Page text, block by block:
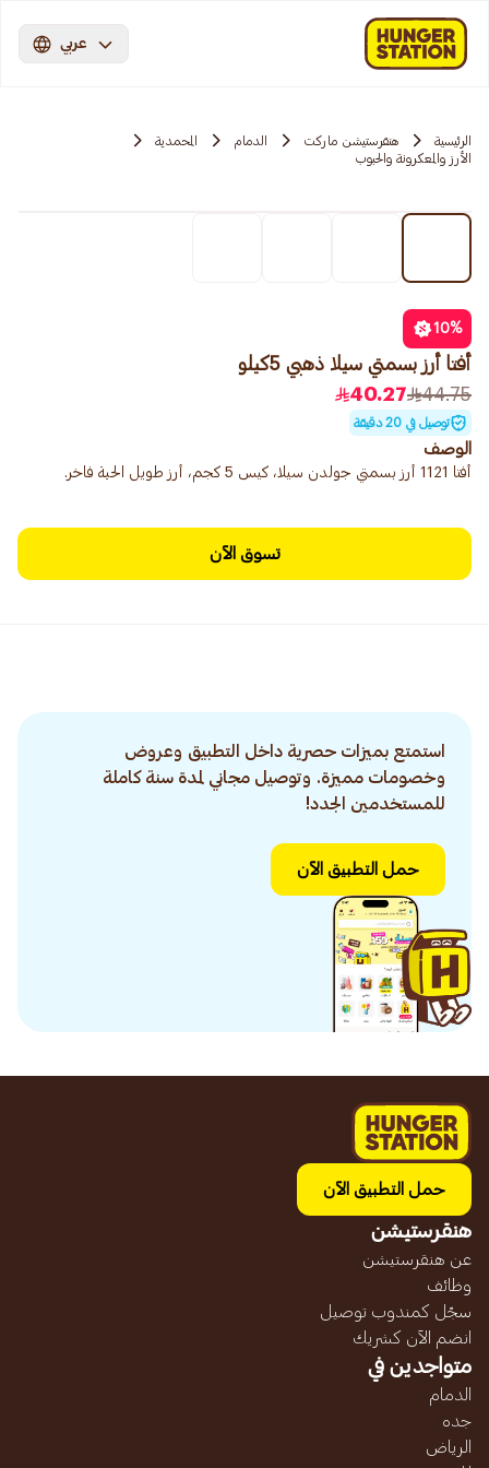
عربي
الرئيسية هنقرستيشن ماركت الدمام
المحمدية
الأرز والمعكرونة والحبوب
10%
أفتا أرز بسمتي سيلا ذهبي 5كيلو
44.75
40.27
توصيل في 20 دقيقة
الوصف
أفتا 1121 أرز بسمتي جولدن سيلا، كيس 5 كجم، أرز طويل الحبة فاخر.
تسوق الآن
استمتع بميزات حصرية داخل التطبيق وعروض
وخصومات مميزة. وتوصيل مجاني لمدة سنة كاملة
للمستخدمين الجدد!
حمل التطبيق الآن
حمل التطبيق الآن
هنقرستيشن
عن هنقرستيشن
وظائف
سجّل كمندوب توصيل
انضم الآن كشريك
متواجدين في
الدمام
جده
الرياض